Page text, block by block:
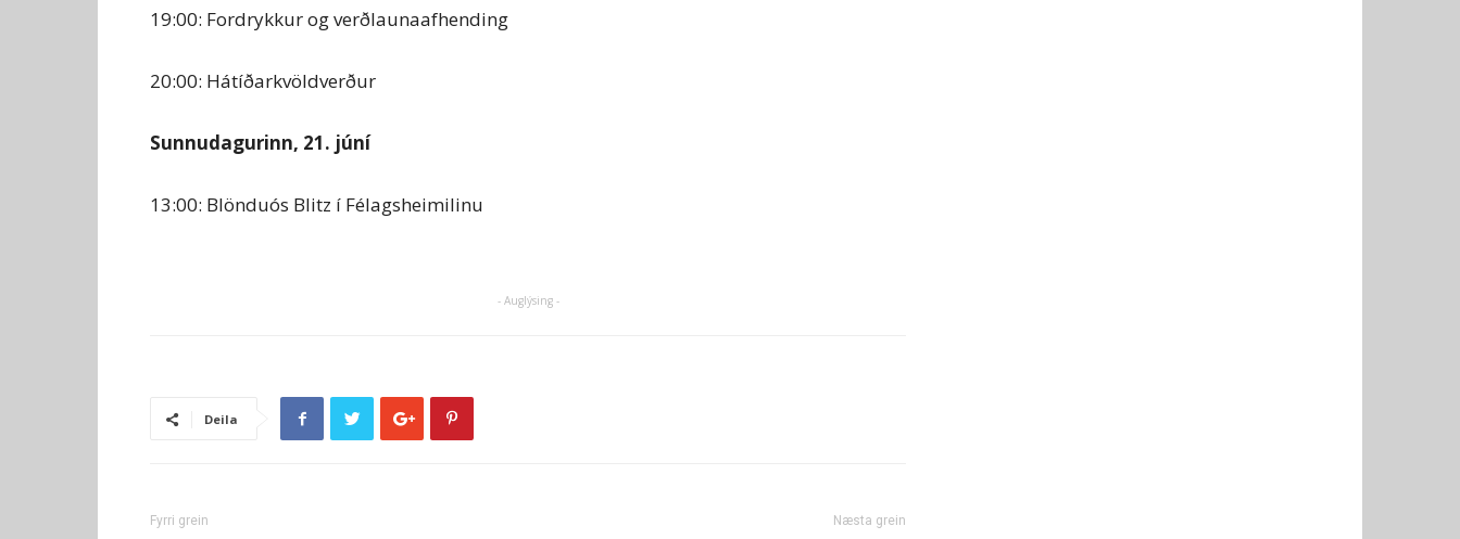
19:00: Fordrykkur og verðlaunaafhending
20:00: Hátíðarkvöldverður
Sunnudagurinn, 21. júní
13:00: Blönduós Blitz í Félagsheimilinu
- Auglýsing -
Deila
Fyrri grein Næsta grein